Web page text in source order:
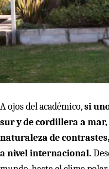
A ojos del académico,si
sur y de cordillera a
naturaleza de
a nivel internacional.